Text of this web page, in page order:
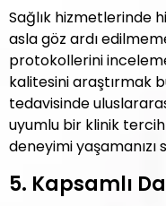
Sağlık hizmetlerinde
asla göz ardı
protokollerini
kalitesini araştırmak
tedavisinde
uyumlu bir klinik
deneyimi yaşamanızı
5. Kapsamlı